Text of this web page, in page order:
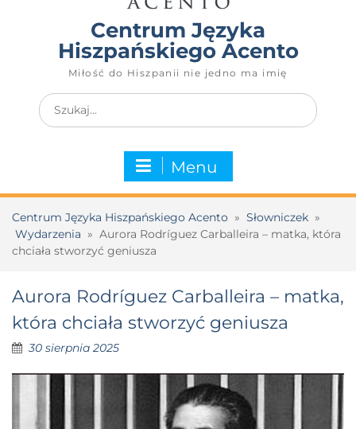
Centrum Języka
Hiszpańskiego Acento
Miłość do Hiszpanii nie jedno ma imię
Menu
Centrum Języka Hiszpańskiego Acento » Słowniczek »
Wydarzenia » Aurora Rodríguez Carballeira – matka, która
chciała stworzyć geniusza
Aurora Rodríguez Carballeira – matka,
która chciała stworzyć geniusza
30 sierpnia 2025